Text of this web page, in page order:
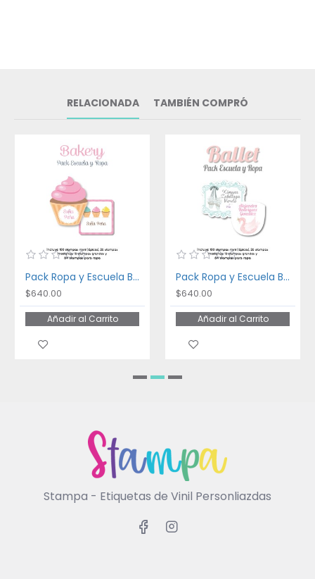
RELACIONADA TAMBIÉN COMPRÓ
Pack Ropa y Escuela Bakery
$640.00
Añadir al Carrito
Pack Ropa y Escuela Ballet
$640.00
Añadir al Carrito
Stampa - Etiquetas de Vinil Personliazdas